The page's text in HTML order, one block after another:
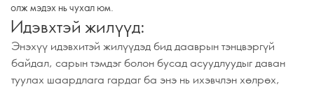
олж мэдэх нь чухал юм.
Идэвхтэй жилүүд:
Энэхүү идэвхитэй жилүүдэд бид дааврын тэнцвэргүй
байдал, сарын тэмдэг болон бусад асуудлуудыг даван
туулах шаардлага гардаг ба энэ нь ихэвчлэн хөлрөх,